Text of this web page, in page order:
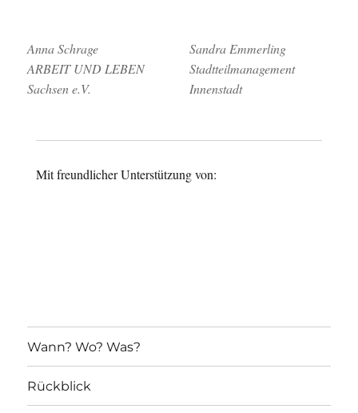
Anna Schrage
ARBEIT UND LEBEN
Sachsen e.V.
Sandra Emmerling
Stadtteilmanagement
Innenstadt
Mit freundlicher Unterstützung von:
Wann? Wo? Was?
Rückblick